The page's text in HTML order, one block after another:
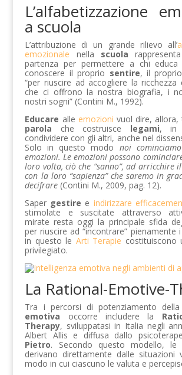
L’alfabetizzazione
a scuola
L’attribuzione di un grande rilievo all’
emozionale nella scuola
partenza per permettere a chi
conoscere il proprio sentire, il proprio
“per riuscire ad accogliere la ricchezza
che ci offrono la nostra biografia, i
nostri sogni” (Contini M., 1992).
Educare alle emozioni vuol dire,
parola che costruisce legami, in
condividere con gli altri, anche nel
Solo in questo modo noi
emozioni. Le emozioni possono
loro volta, ciò che “sanno”, ad arricchire
con la loro “sapienza” che saremo in
decifrare (Contini M., 2009, pag. 12).
Saper gestire e indirizzare
stimolate e suscitate attraverso
mirate resta oggi la principale sfida
per riuscire ad “incontrare” pienamente
in questo le Arti Terapie costituiscono
privilegiato.
La Rational-Emotive-
Tra i percorsi di potenziamento della
emotiva occorre includere la
Therapy, sviluppatasi in Italia negli
Albert Allis e diffusa dallo
Pietro. Secondo questo modello, le
derivano direttamente dalle situazioni
modo in cui ciascuno le valuta e